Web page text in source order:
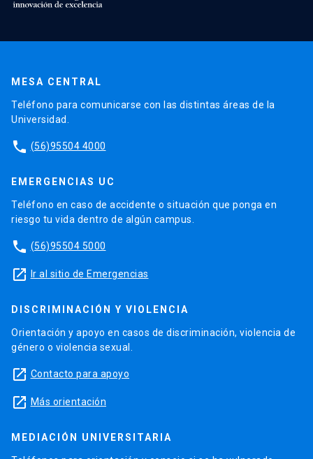
MESA CENTRAL
Teléfono para comunicarse con las distintas áreas de la
Universidad.
phone (56)95504 4000
EMERGENCIAS UC
Teléfono en caso de accidente o situación que ponga en
riesgo tu vida dentro de algún campus.
phone (56)95504 5000
launch Ir al sitio de Emergencias
DISCRIMINACIÓN Y VIOLENCIA
Orientación y apoyo en casos de discriminación, violencia de
género o violencia sexual.
launch Contacto para apoyo
launch Más orientación
MEDIACIÓN UNIVERSITARIA